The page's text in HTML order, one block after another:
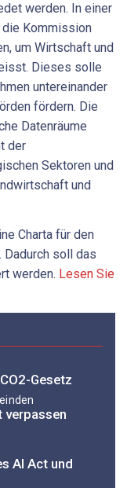
werden. In einer
Kommission
um Wirtschaft und
Dieses solle
untereinander
fördern. Die
Datenräume
der
Sektoren und
und
Charta für den
Dadurch soll das
werden. Lesen Sie
Gesetz
verpassen
AI Act und